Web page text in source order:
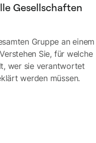
Gesellschaften
Gruppe an einem
Sie, für welche
wer sie verantwortet
werden müssen.